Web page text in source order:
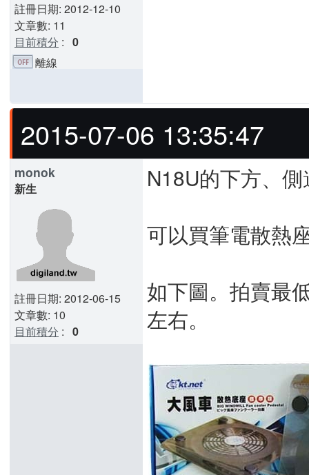
註冊日期: 2012-12-10
文章數: 11
目前積分 : 0
離線
2015-07-06 13:35:47
monok
新生
註冊日期: 2012-06-15
文章數: 10
目前積分 : 0
N18U的下方、
可以買筆電散熱
如下圖。拍賣最
左右。